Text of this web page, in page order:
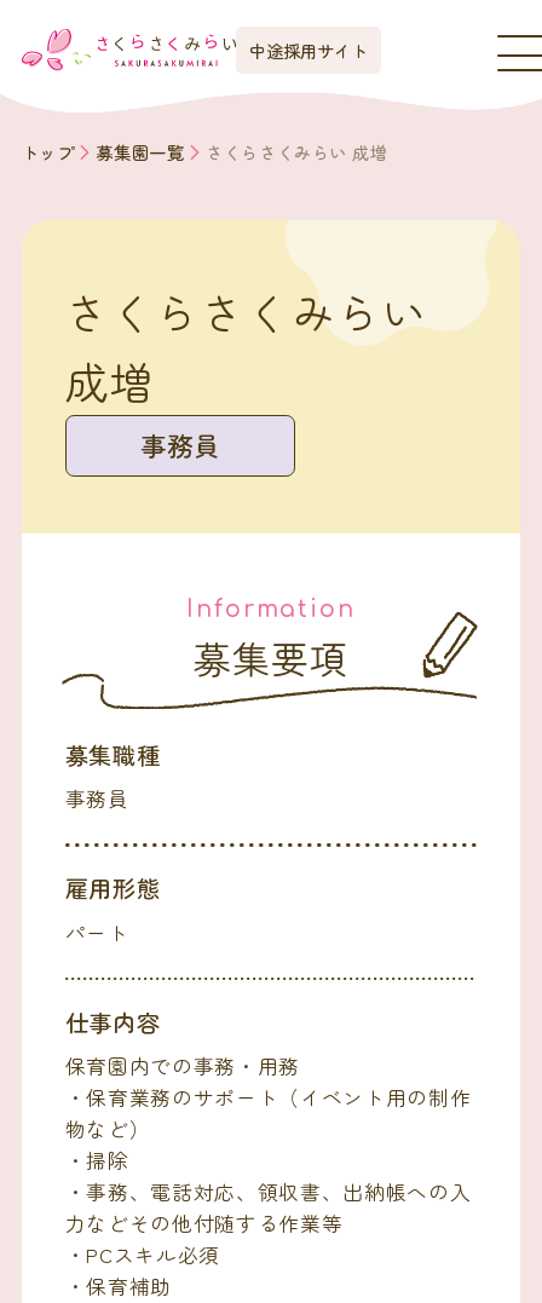
中途採用サイト
トップ 募集園一覧 さくらさくみらい 成増
さくらさくみらい
成増
事務員
Information
募集要項
募集職種
事務員
雇用形態
パート
仕事内容
保育園内での事務・用務
・保育業務のサポート（イベント用の制作
物など）
・掃除
・事務、電話対応、領収書、出納帳への入
力などその他付随する作業等
・PCスキル必須
・保育補助